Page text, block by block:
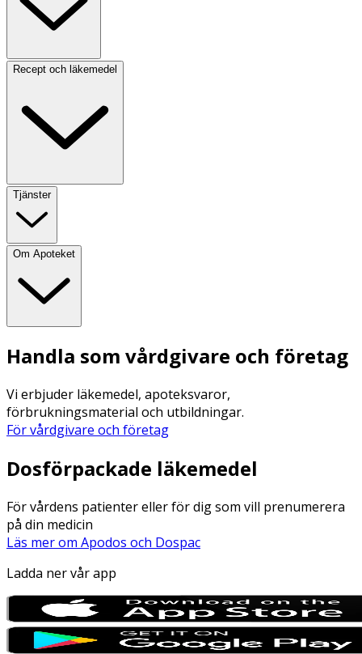
Recept och läkemedel
Tjänster
Om Apoteket
Handla som vårdgivare och företag
Vi erbjuder läkemedel, apoteksvaror,
förbrukningsmaterial och utbildningar.
För vårdgivare och företag
Dosförpackade läkemedel
För vårdens patienter eller för dig som vill prenumerera
på din medicin
Läs mer om Apodos och Dospac
Ladda ner vår app